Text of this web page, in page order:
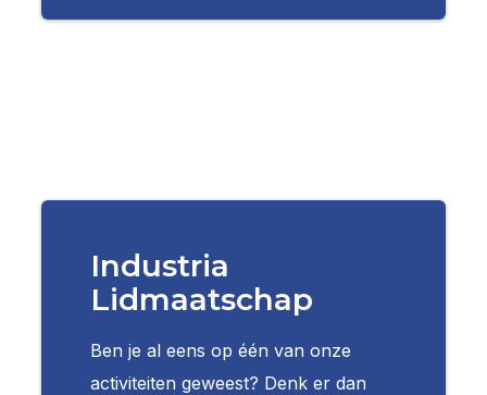
Industria
Lidmaatschap
Ben je al eens op één van onze
activiteiten geweest? Denk er dan